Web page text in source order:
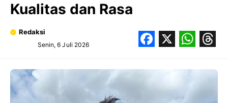
Kualitas dan Rasa
Redaksi
Senin, 6 Juli 2026